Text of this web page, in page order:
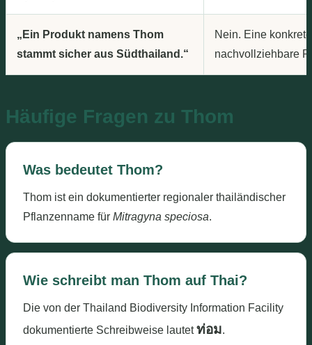
„Ein Produkt namens Thom
stammt sicher aus Südthailand.“
Nein. Eine
nachvollziehbare
Häufige Fragen zu Thom
Was bedeutet Thom?
Thom ist ein dokumentierter regionaler thailändischer
Pflanzenname für Mitragyna speciosa.
Wie schreibt man Thom auf Thai?
Die von der Thailand Biodiversity Information Facility
dokumentierte Schreibweise lautetท่อม.